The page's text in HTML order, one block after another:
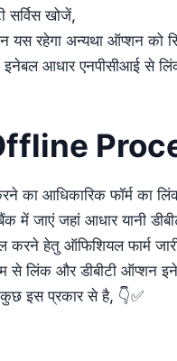
सर्विस खोजें,
यस रहेगा अन्यथा ऑप्शन को
इनेबल आधार एनपीसीआई से
का आधिकारिक फॉर्म का
जाएं जहां आधार यानी
करने हेतु ऑफिशियल फार्म
से लिंक और डीबीटी ऑप्शन
कुछ इस प्रकार से है, 👇✅